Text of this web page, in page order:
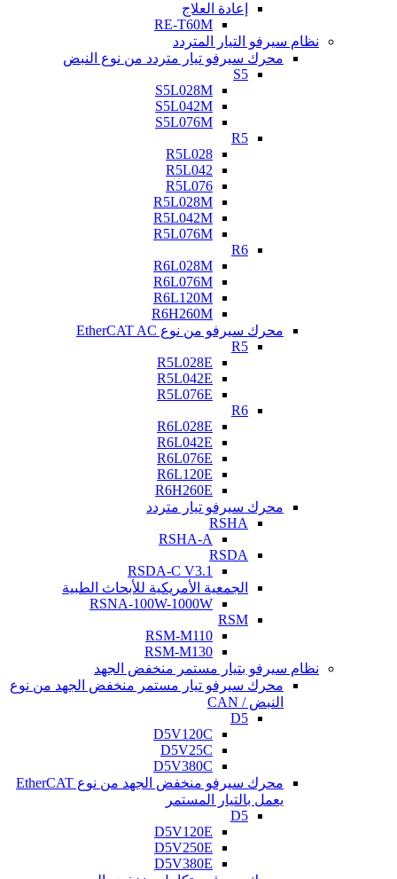
إعادة العلاج
RE-T60M
نظام سيرفو التيار المتردد
محرك سيرفو تيار متردد من نوع النبض
S5
S5L028M
S5L042M
S5L076M
R5
R5L028
R5L042
R5L076
R5L028M
R5L042M
R5L076M
R6
R6L028M
R6L076M
R6L120M
R6H260M
محرك سيرفو من نوع EtherCAT AC
R5
R5L028E
R5L042E
R5L076E
R6
R6L028E
R6L042E
R6L076E
R6L120E
R6H260E
محرك سيرفو تيار متردد
RSHA
RSHA-A
RSDA
RSDA-C V3.1
الجمعية الأمريكية للأبحاث الطبية
RSNA-100W-1000W
RSM
RSM-M110
RSM-M130
نظام سيرفو بتيار مستمر منخفض الجهد
محرك سيرفو تيار مستمر منخفض الجهد من نوع
النبض / CAN
D5
D5V120C
D5V25C
D5V380C
محرك سيرفو منخفض الجهد من نوع EtherCAT
يعمل بالتيار المستمر
D5
D5V120E
D5V250E
D5V380E